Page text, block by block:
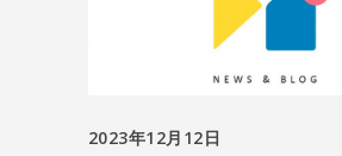
2023年12月12日